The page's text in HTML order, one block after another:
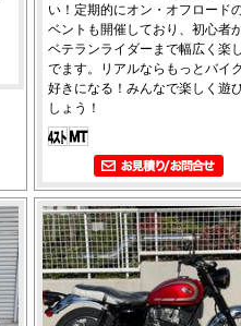
い！定期的にオン・オフロード
ベントも開催しており、初心者
ベテランライダーまで幅広く楽
でます。リアルならもっとバイ
好きになる！みんなで楽しく遊
しょう！